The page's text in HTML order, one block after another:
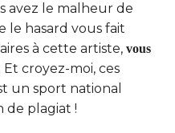
avez le malheur de
le hasard vous fait
à cette artiste, vous
Et croyez-moi, ces
un sport national
de plagiat !